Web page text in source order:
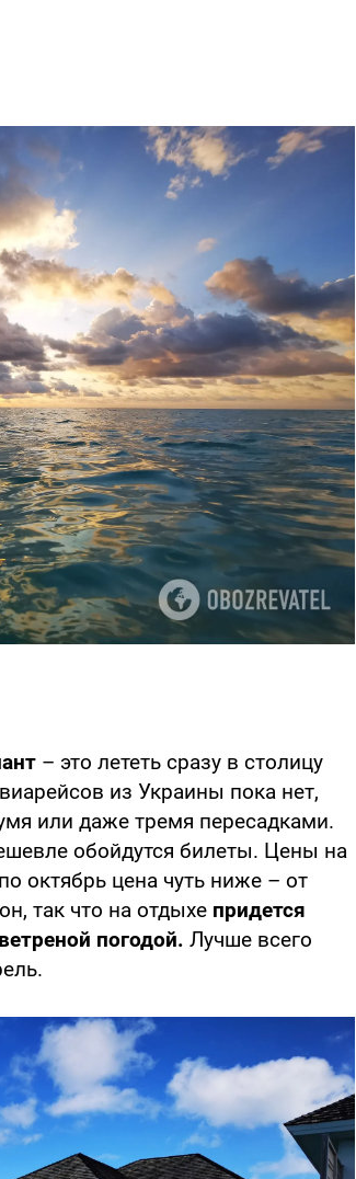
– это лететь сразу в столицу
из Украины пока нет,
или даже тремя пересадками.
обойдутся билеты. Цены на
октябрь цена чуть ниже – от
так что на отдыхе придется
погодой. Лучше всего